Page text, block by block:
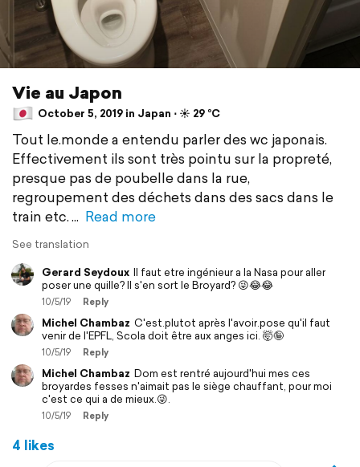
Vie au Japon
October 5, 2019 in Japan ⋅ ☀️ 29 °C
Tout le.monde a entendu parler des wc japonais.
Effectivement ils sont très pointu sur la propreté,
presque pas de poubelle dans la rue,
regroupement des déchets dans des sacs dans le
train etc.
Read more
See translation
Gerard Seydoux Il faut etre ingénieur a la Nasa pour aller
poser une quille? Il s'en sort le Broyard? 😜😂😂
10/5/19 Reply
Michel Chambaz C'est.plutot après l'avoir.pose qu'il faut
venir de l'EPFL, Scola doit être aux anges ici. 🤯🤪
10/5/19 Reply
Michel Chambaz Dom est rentré aujourd'hui mes ces
broyardes fesses n'aimait pas le siège chauffant, pour moi
c'est ce qui a de mieux.😜.
10/5/19 Reply
4 likes